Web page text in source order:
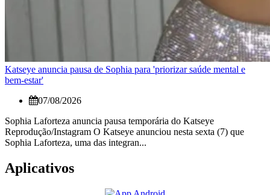
Katseye anuncia pausa de Sophia para 'priorizar saúde mental e
bem-estar'
07/08/2026
Sophia Laforteza anuncia pausa temporária do Katseye
Reprodução/Instagram O Katseye anunciou nesta sexta (7) que
Sophia Laforteza, uma das integran...
Aplicativos